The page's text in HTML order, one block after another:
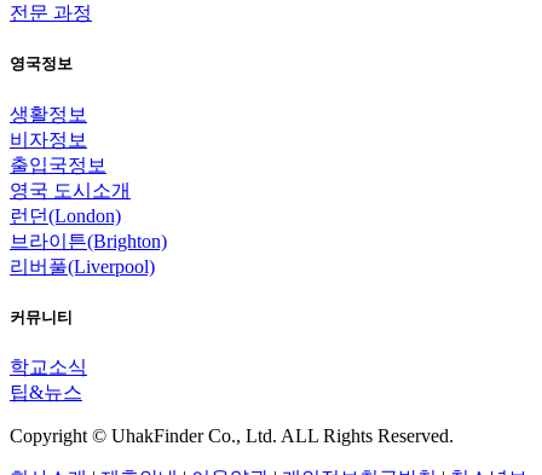
전문 과정
영국정보
생활정보
비자정보
출입국정보
영국 도시소개
런던(London)
브라이튼(Brighton)
리버풀(Liverpool)
커뮤니티
학교소식
팁&뉴스
Copyright © UhakFinder Co., Ltd. ALL Rights Reserved.